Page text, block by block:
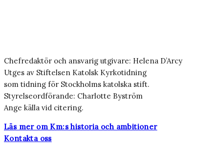
Chefredaktör och ansvarig utgivare: Helena D’Arcy
Utges av Stiftelsen Katolsk Kyrkotidning
som tidning för Stockholms katolska stift.
Styrelseordförande: Charlotte Byström
Ange källa vid citering.
Läs mer om Km:s historia och ambitioner
Kontakta oss